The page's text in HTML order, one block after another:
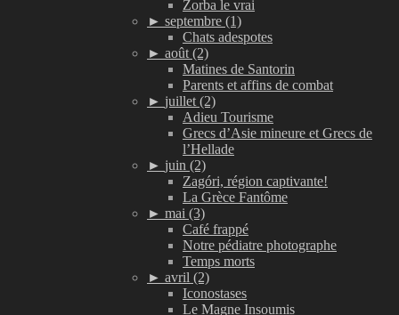
Zorba le vrai
► septembre (1)
Chats adespotes
► août (2)
Matines de Santorin
Parents et affins de combat
► juillet (2)
Adieu Tourisme
Grecs d’Asie mineure et Grecs de
l’Hellade
► juin (2)
Zagóri, région captivante!
La Grèce Fantôme
► mai (3)
Café frappé
Notre pédiatre photographe
Temps morts
► avril (2)
Iconostases
Le Magne Insoumis